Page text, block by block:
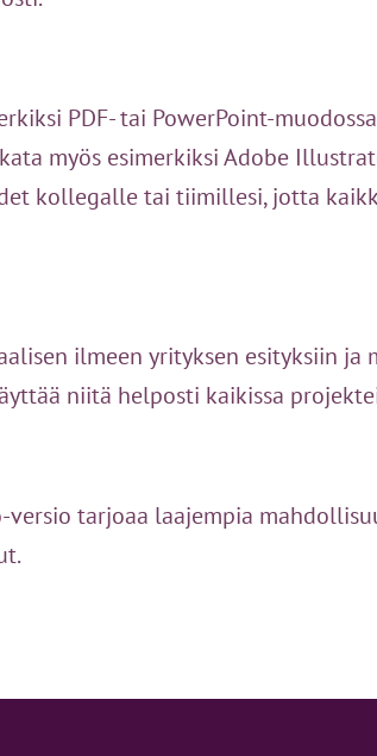
PDF- tai PowerPoint-
myös esimerkiksi Adobe
kollegalle tai tiimillesi, jotta
ilmeen yrityksen esityksiin ja
niitä helposti kaikissa
tarjoaa laajempia